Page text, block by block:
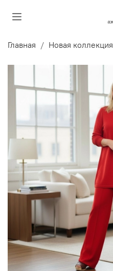
Главная Новая коллекция